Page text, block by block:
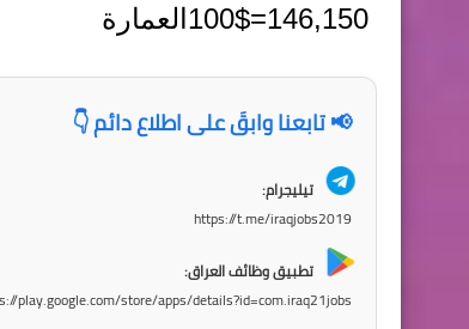
100$=146,150العمارة
📢 تابعنا وابقَ على اطلاع دائم 👇
تيليجرام:
https://t.me/iraqjobs2019
تطبيق وظائف العراق:
play.google.com/store/apps/details?id=com.iraq21jobs